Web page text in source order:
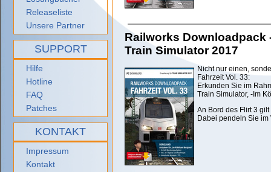
Releaseliste
Unsere Partner
SUPPORT
Hilfe
Hotline
FAQ
Patches
KONTAKT
Impressum
Kontakt
Railworks Downloadpack
Train Simulator 2017
Nicht nur einen,
Fahrzeit Vol. 33:
Erkunden Sie im
Train Simulator, -Im
An Bord des Flirt 3
Dabei pendeln Sie